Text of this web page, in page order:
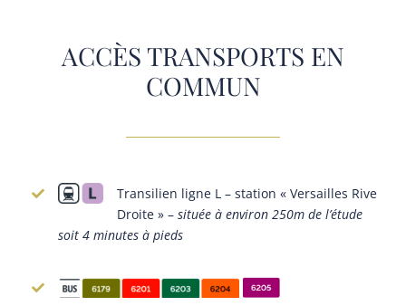
ACCÈS TRANSPORTS EN
COMMUN
Transilien ligne L – station « Versailles Rive
Droite » – située à environ 250m de l’étude
soit 4 minutes à pieds